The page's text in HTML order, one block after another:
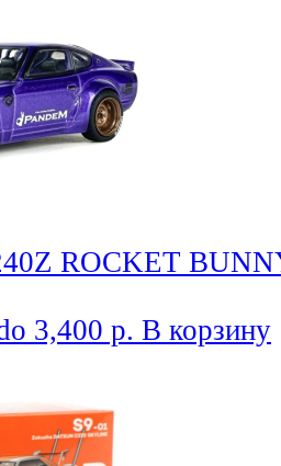
ROCKET
3,400 р. В корзину